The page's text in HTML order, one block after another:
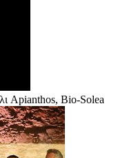
Apianthos, Bio-Solea